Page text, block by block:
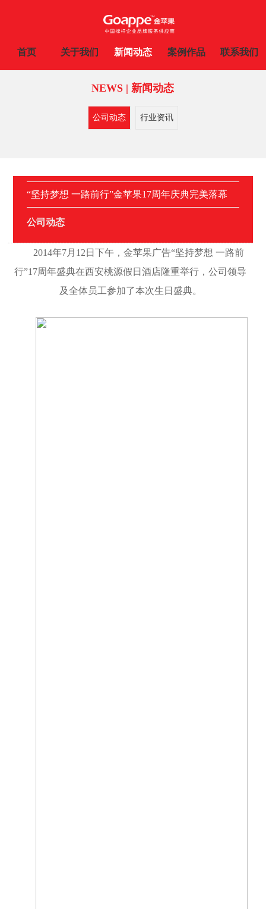
首页 关于我们 新闻动态 案例作品 联系我们
NEWS | 新闻动态
公司动态 行业资讯
“坚持梦想 一路前行”金苹果17周年庆典完美落幕
公司动态
2014年7月12日下午，金苹果广告“坚持梦想 一路前
行”17周年盛典在西安桃源假日酒店隆重举行，公司领导
及全体员工参加了本次生日盛典。